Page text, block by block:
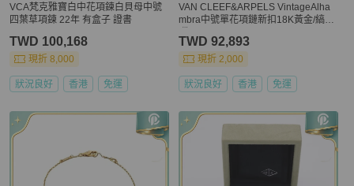
VCA梵克雅寶白中花項鍊白貝母中號
四葉草項鍊 22年 有盒子 證書
TWD 100,168
現折 8,000
狀況良好 香港 免運
VAN CLEEF&ARPELS VintageAlha
mbra中號單花項鏈新扣18K黃金/縞瑪
TWD 92,893
現折 2,000
狀況良好 香港 免運